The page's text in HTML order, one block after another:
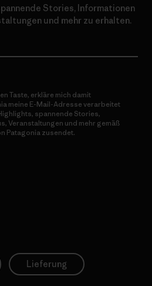
Stories, Informationen
und mehr zu erhalten.
Taste, erkläre mich damit
meine E-Mail-Adresse verarbeitet
spannende Stories,
Veranstaltungen und mehr gemäß
Patagonia zusendet.
Lieferung